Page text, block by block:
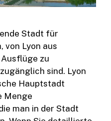
Stadt für
von Lyon aus
zu
sind. Lyon
Hauptstadt
Menge
man in der Stadt